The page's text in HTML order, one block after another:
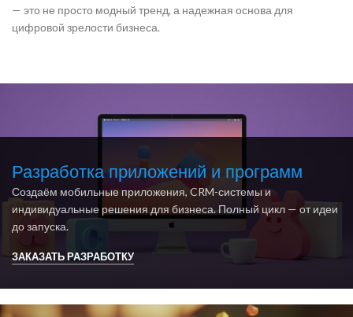
— это не просто модный тренд, а надежная основа для
цифровой зрелости бизнеса.
Разработка приложений и программ
Создаём мобильные приложения, CRM-системы и
индивидуальные решения для бизнеса. Полный цикл — от идеи
до запуска.
ЗАКАЗАТЬ РАЗРАБОТКУ